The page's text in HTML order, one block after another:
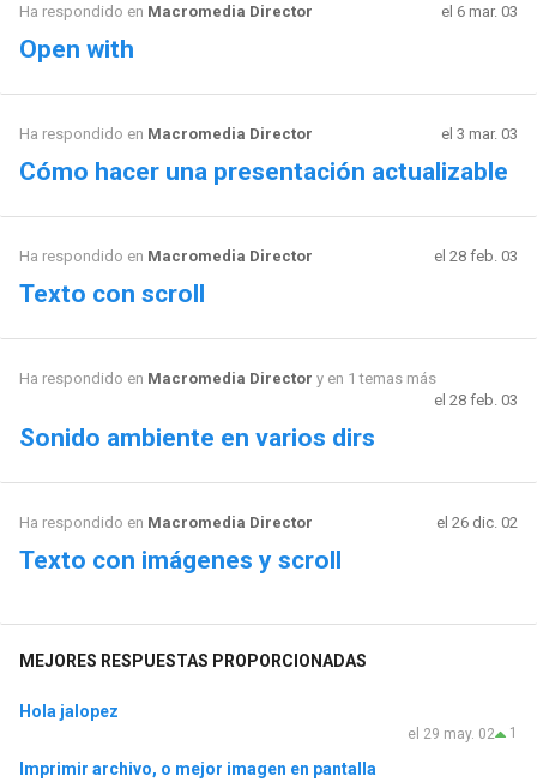
Ha respondido en Macromedia Director el 6 mar. 03
Open with
Ha respondido en Macromedia Director el 3 mar. 03
Cómo hacer una presentación actualizable
Ha respondido en Macromedia Director el 28 feb. 03
Texto con scroll
Ha respondido en Macromedia Director y en 1 temas más
el 28 feb. 03
Sonido ambiente en varios dirs
Ha respondido en Macromedia Director el 26 dic. 02
Texto con imágenes y scroll
MEJORES RESPUESTAS PROPORCIONADAS
Hola jalopez
1
el 29 may. 02
Imprimir archivo, o mejor imagen en pantalla